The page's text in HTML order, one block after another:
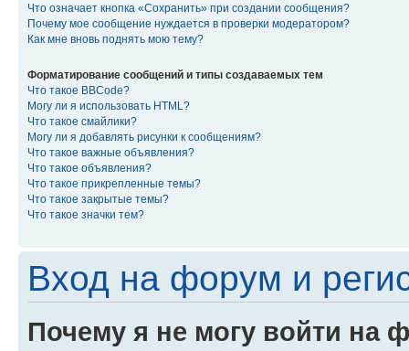
Что означает кнопка «Сохранить» при создании сообщения?
Почему мое сообщение нуждается в проверки модератором?
Как мне вновь поднять мою тему?
Форматирование сообщений и типы создаваемых тем
Что такое BBCode?
Могу ли я использовать HTML?
Что такое смайлики?
Могу ли я добавлять рисунки к сообщениям?
Что такое важные объявления?
Что такое объявления?
Что такое прикрепленные темы?
Что такое закрытые темы?
Что такое значки тем?
Вход на форум и
Почему я не могу войти на